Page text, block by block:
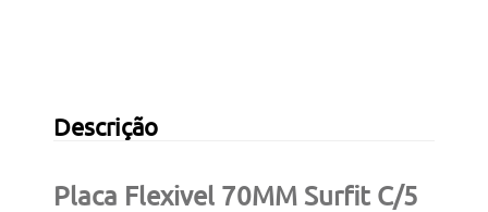
Descrição
Placa Flexivel 70MM Surfit C/5